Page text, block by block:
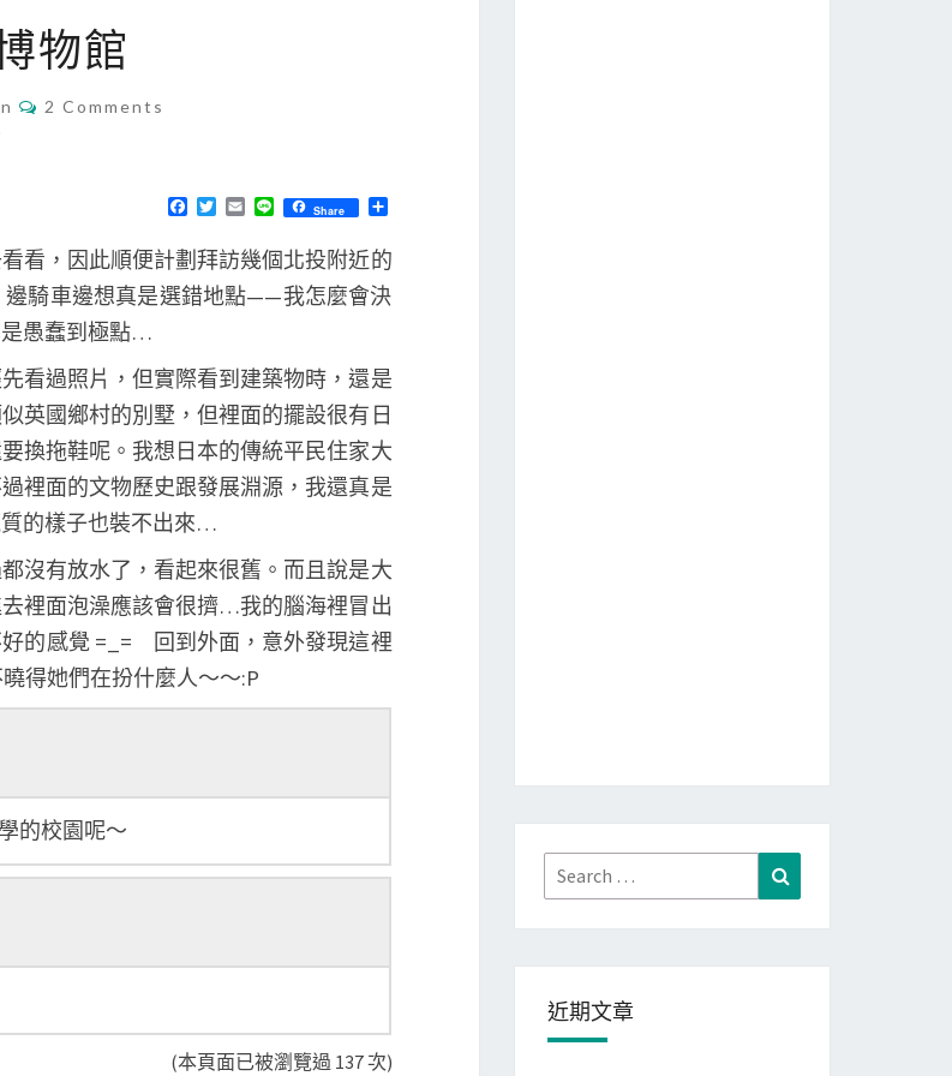
物館
C
2 Comments
F
c
e
b
o
T
i
t
t
e
E
a
i
L
n
e
Share
分
看，因此順便計劃拜訪幾個北投附近的
騎車邊想真是選錯地點——我怎麼會決
愚蠢到極點…
看過照片，但實際看到建築物時，還是
英國鄉村的別墅，但裡面的擺設很有日
換拖鞋呢。我想日本的傳統平民住家大
裡面的文物歷史跟發展淵源，我還真是
的樣子也裝不出來…
沒有放水了，看起來很舊。而且說是大
裡面泡澡應該會很擠…我的腦海裡冒出
好的感覺 =_= 回到外面，意外發現這裡
得她們在扮什麼人～～:P
的校園呢～
(本頁面已被瀏覽過 137 次)
Search
for:
近期文章